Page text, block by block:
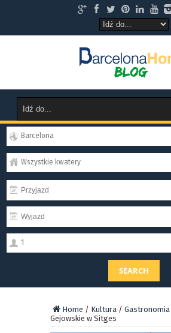
Barcelona
Wszystkie kwatery
1
SEARCH
Home / Kultura / Gastronomia
Gejowskie w Sitges